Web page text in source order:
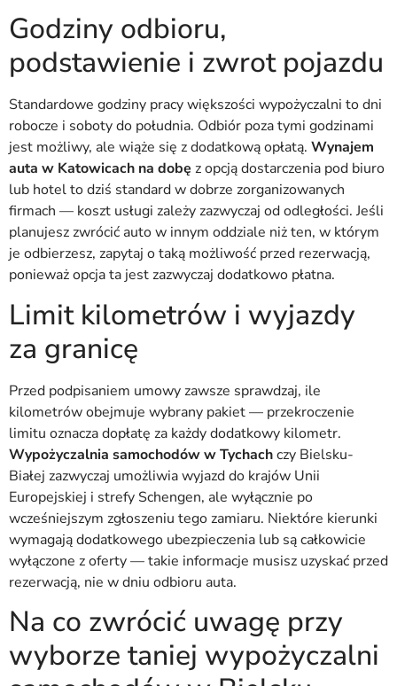
Godziny odbioru,
podstawienie i zwrot pojazdu
Standardowe godziny pracy większości wypożyczalni to dni
robocze i soboty do południa. Odbiór poza tymi godzinami
jest możliwy, ale wiąże się z dodatkową opłatą. Wynajem
auta w Katowicach na dobę z opcją dostarczenia pod biuro
lub hotel to dziś standard w dobrze zorganizowanych
firmach — koszt usługi zależy zazwyczaj od odległości. Jeśli
planujesz zwrócić auto w innym oddziale niż ten, w którym
je odbierzesz, zapytaj o taką możliwość przed rezerwacją,
ponieważ opcja ta jest zazwyczaj dodatkowo płatna.
Limit kilometrów i wyjazdy
za granicę
Przed podpisaniem umowy zawsze sprawdzaj, ile
kilometrów obejmuje wybrany pakiet — przekroczenie
limitu oznacza dopłatę za każdy dodatkowy kilometr.
Wypożyczalnia samochodów w Tychachczy Bielsku-
Białej zazwyczaj umożliwia wyjazd do krajów Unii
Europejskiej i strefy Schengen, ale wyłącznie po
wcześniejszym zgłoszeniu tego zamiaru. Niektóre kierunki
wymagają dodatkowego ubezpieczenia lub są całkowicie
wyłączone z oferty — takie informacje musisz uzyskać przed
rezerwacją, nie w dniu odbioru auta.
Na co zwrócić uwagę przy
wyborze taniej wypożyczalni